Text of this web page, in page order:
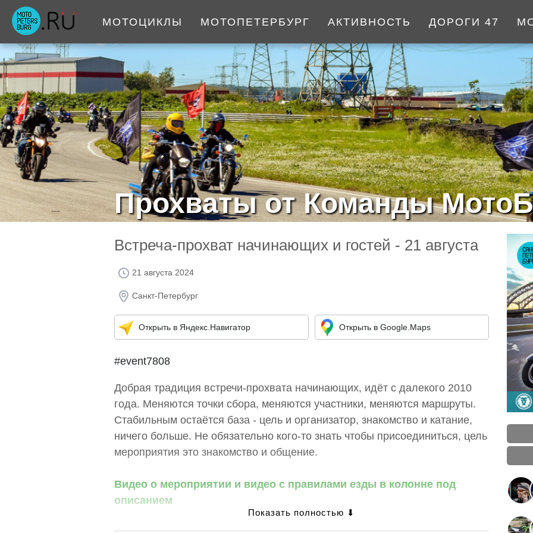
ДОРОГИ 47
МОТОЦИКЛЫ МОТОПЕТЕРБУРГ АКТИВНОСТЬ
Прохваты от Команды
Встреча-прохват начинающих и гостей - 21 августа
21 августа 2024
Санкт-Петербург
Открыть в Яндекс.Навигатор Открыть в Google.Maps
#event7808
Добрая традиция встречи-прохвата начинающих, идёт с далекого 2010
года. Меняются точки сбора, меняются участники, меняются маршруты.
Стабильным остаётся база - цель и организатор, знакомство и катание,
ничего больше. Не обязательно кого-то знать чтобы присоединиться, цель
мероприятия это знакомство и общение.
Видео о мероприятии и видео с правилами езды в колонне под
описанием